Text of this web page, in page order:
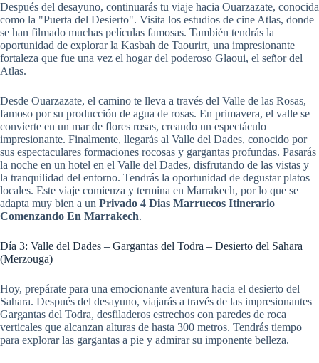
Después del desayuno, continuarás tu viaje hacia Ouarzazate, conocida
como la "Puerta del Desierto". Visita los estudios de cine Atlas, donde
se han filmado muchas películas famosas. También tendrás la
oportunidad de explorar la Kasbah de Taourirt, una impresionante
fortaleza que fue una vez el hogar del poderoso Glaoui, el señor del
Atlas.
Desde Ouarzazate, el camino te lleva a través del Valle de las Rosas,
famoso por su producción de agua de rosas. En primavera, el valle se
convierte en un mar de flores rosas, creando un espectáculo
impresionante. Finalmente, llegarás al Valle del Dades, conocido por
sus espectaculares formaciones rocosas y gargantas profundas. Pasarás
la noche en un hotel en el Valle del Dades, disfrutando de las vistas y
la tranquilidad del entorno. Tendrás la oportunidad de degustar platos
locales. Este viaje comienza y termina en Marrakech, por lo que se
adapta muy bien a un Privado 4 Dias Marruecos Itinerario
Comenzando En Marrakech.
Día 3: Valle del Dades – Gargantas del Todra – Desierto del Sahara
(Merzouga)
Hoy, prepárate para una emocionante aventura hacia el desierto del
Sahara. Después del desayuno, viajarás a través de las impresionantes
Gargantas del Todra, desfiladeros estrechos con paredes de roca
verticales que alcanzan alturas de hasta 300 metros. Tendrás tiempo
para explorar las gargantas a pie y admirar su imponente belleza.